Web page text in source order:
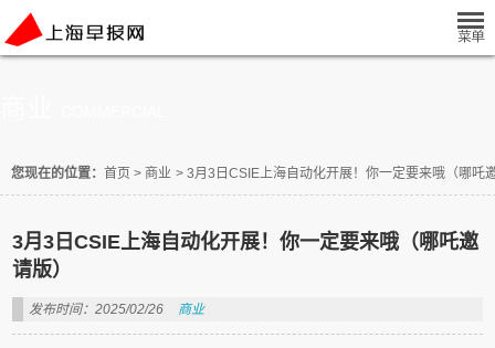
您现在的位置： 首页 > 商业 > 3月3日CSIE上海自动化开展！你一定要来哦（哪吒
3月3日CSIE上海自动化开展！你一定要来哦（哪吒邀
请版）
发布时间：2025/02/26 商业